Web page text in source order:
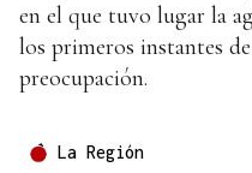
en el que tuvo lugar la
los primeros instantes
preocupación.
La Región